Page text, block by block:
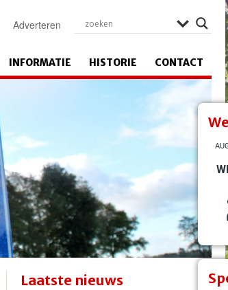
Adverteren
INFORMATIE HISTORIE CONTACT
Laatste nieuws